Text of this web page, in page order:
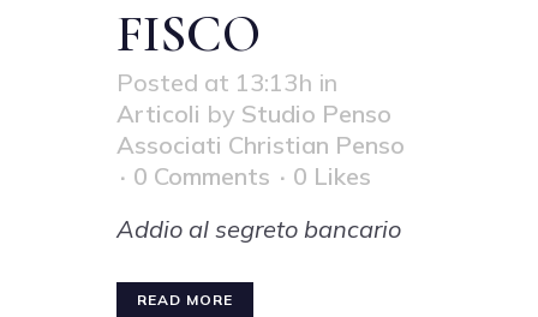
FISCO
Posted at 13:13h in
Articoli by Studio Penso
Associati Christian Penso
0 Comments
0 Likes
Addio al segreto bancario
READ MORE